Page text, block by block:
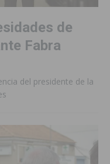
de
Fabra
del presidente de la